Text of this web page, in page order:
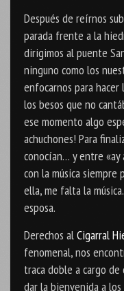
Después de reírnos
parada frente a la
dirigimos al puente
ninguno como los
enfocarnos para
los besos que no
ese momento algo
achuchones! Para
conocían… y entre «ay
con la música siempre
ella, me falta la
esposa.
Derechos alCigarral
fenomenal, nos
traca doble a cargo
dar la bienvenida a